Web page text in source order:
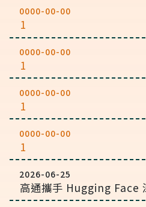
0000-00-00
1
0000-00-00
1
0000-00-00
1
0000-00-00
1
2026-06-25